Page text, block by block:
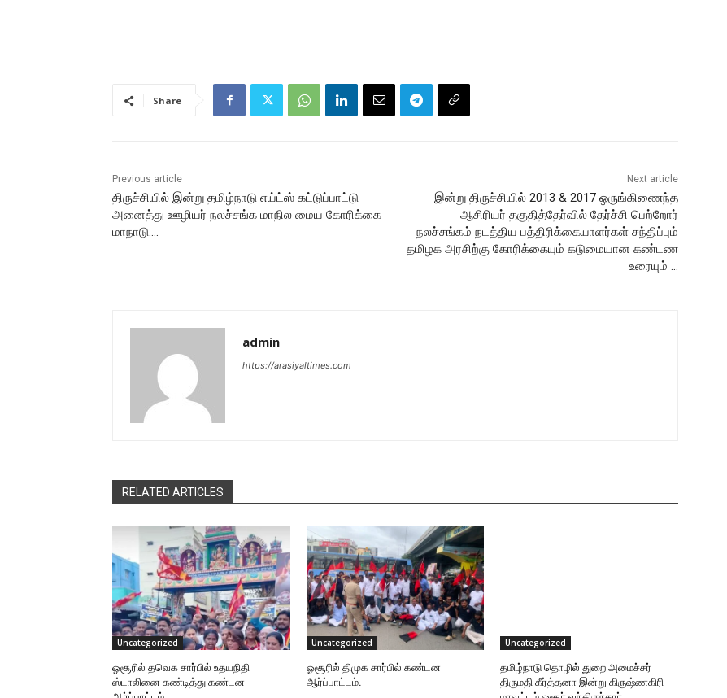
Share
Previous article
திருச்சியில் இன்று தமிழ்நாடு எய்ட்ஸ் கட்டுப்பாட்டு
அனைத்து ஊழியர் நலச்சங்க மாநில மைய கோரிக்கை
மாநாடு….
Next article
இன்று திருச்சியில் 2013 & 2017 ஒருங்கிணைந்த
ஆசிரியர் தகுதித்தேர்வில் தேர்ச்சி பெற்றோர்
நலச்சங்கம் நடத்திய பத்திரிக்கையாளர்கள் சந்திப்பும்
தமிழக அரசிற்கு கோரிக்கையும் கடுமையான கண்டண
உரையும் …
admin
https://arasiyaltimes.com
RELATED ARTICLES
Uncategorized
ஓசூரில் தவெக சார்பில் உதயநிதி
ஸ்டாலினை கண்டித்து கண்டன
Uncategorized
ஓசூரில் திமுக சார்பில் கண்டன
ஆர்ப்பாட்டம்.
Uncategorized
தமிழ்நாடு தொழில் துறை அமைச்சர்
திருமதி கீர்த்தனா இன்று கிருஷ்ணகிரி